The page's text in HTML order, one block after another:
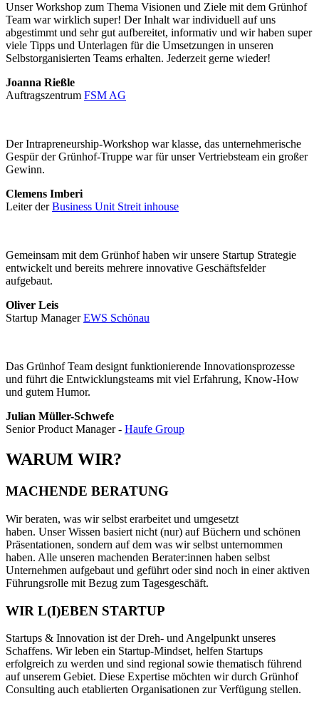
Unser Workshop zum Thema Visionen und Ziele mit dem Grünhof
Team war wirklich super! Der Inhalt war individuell auf uns
abgestimmt und sehr gut aufbereitet, informativ und wir haben super
viele Tipps und Unterlagen für die Umsetzungen in unseren
Selbstorganisierten Teams erhalten. Jederzeit gerne wieder!
Joanna Rießle
Auftragszentrum FSM AG
Der Intrapreneurship-Workshop war klasse, das unternehmerische
Gespür der Grünhof-Truppe war für unser Vertriebsteam ein großer
Gewinn.
Clemens Imberi
Leiter derBusiness Unit Streit inhouse
Gemeinsam mit dem Grünhof haben wir unsere Startup Strategie
entwickelt und bereits mehrere innovative Geschäftsfelder
aufgebaut.
Oliver Leis
Startup ManagerEWS Schönau
Das Grünhof Team designt funktionierende Innovationsprozesse
und führt die Entwicklungsteams mit viel Erfahrung, Know-How
und gutem Humor.
Julian Müller-Schwefe
Senior Product Manager - Haufe Group
WARUM WIR?
MACHENDE BERATUNG
Wir beraten, was wir selbst erarbeitet und umgesetzt
haben. Unser Wissen basiert nicht (nur) auf Büchern und schönen
Präsentationen, sondern auf dem was wir selbst unternommen
haben. Alle unseren machenden Berater:innen haben selbst
Unternehmen aufgebaut und geführt oder sind noch in einer aktiven
Führungsrolle mit Bezug zum Tagesgeschäft.
WIR L(I)EBEN STARTUP
Startups & Innovation ist der Dreh- und Angelpunkt unseres
Schaffens. Wir leben ein Startup-Mindset, helfen Startups
erfolgreich zu werden und sind regional sowie thematisch führend
auf unserem Gebiet. Diese Expertise möchten wir durch Grünhof
Consulting auch etablierten Organisationen zur Verfügung stellen.